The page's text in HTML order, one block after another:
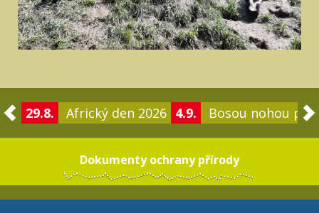
29.8. Africký den 2026 4.9. Bosou nohou po
Dokumenty ochrany přírody